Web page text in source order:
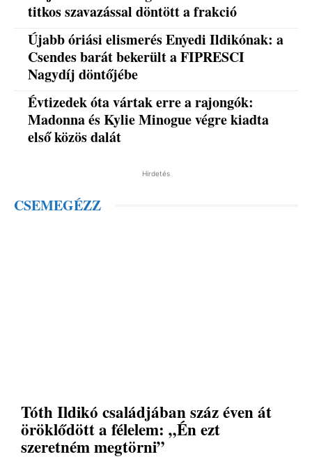
titkos szavazással döntött a frakció
Újabb óriási elismerés Enyedi Ildikónak: a
Csendes barát bekerült a FIPRESCI
Nagydíj döntőjébe
Évtizedek óta vártak erre a rajongók:
Madonna és Kylie Minogue végre kiadta
első közös dalát
Hirdetés
CSEMEGÉZZ
Tóth Ildikó családjában száz éven át
öröklődött a félelem: „Én ezt
szeretném megtörni”